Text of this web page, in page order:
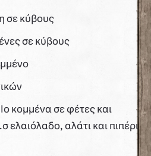
σε κύβους
σε κύβους
κομμένα σε φέτες και
ελαιόλαδο, αλάτι και πιπέρι